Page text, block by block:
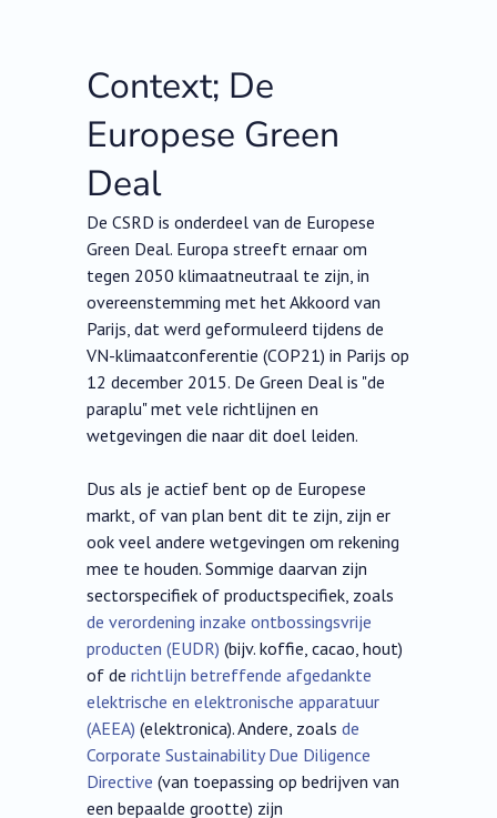
Context; De
Europese Green
Deal
De CSRD is onderdeel van de Europese
Green Deal. Europa streeft ernaar om
tegen 2050 klimaatneutraal te zijn, in
overeenstemming met het Akkoord van
Parijs, dat werd geformuleerd tijdens de
VN-klimaatconferentie (COP21) in Parijs op
12 december 2015. De Green Deal is "de
paraplu" met vele richtlijnen en
wetgevingen die naar dit doel leiden.
Dus als je actief bent op de Europese
markt, of van plan bent dit te zijn, zijn er
ook veel andere wetgevingen om rekening
mee te houden. Sommige daarvan zijn
sectorspecifiek of productspecifiek, zoals
de verordening inzake ontbossingsvrije
producten (EUDR) (bijv. koffie, cacao, hout)
of derichtlijn betreffende afgedankte
elektrische en elektronische apparatuur
(AEEA) (elektronica). Andere, zoals de
Corporate Sustainability Due Diligence
Directive(van toepassing op bedrijven van
een bepaalde grootte) zijn